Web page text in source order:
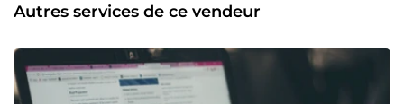
Autres services de ce vendeur